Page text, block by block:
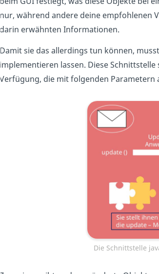
nur, während andere deine empfohlenen
darin erwähnten Informationen.
Damit sie das allerdings tun können,
implementieren lassen. Diese
Verfügung, die mit folgenden
Die Schnittstelle